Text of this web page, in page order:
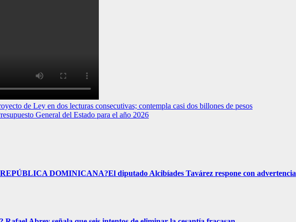
de Ley en dos lecturas consecutivas; contempla casi dos billones de pesos
General del Estado para el año 2026
DOMINICANA?El diputado Alcibíades Tavárez respone con advertencia